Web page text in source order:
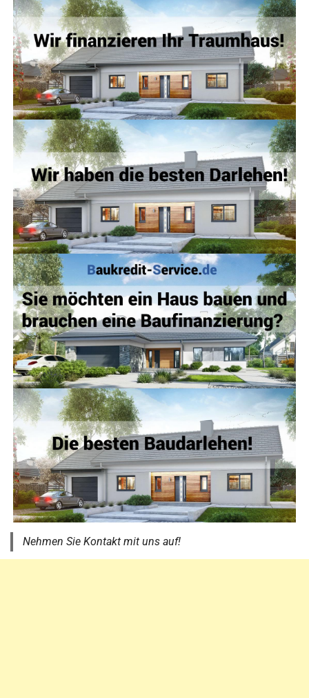
Nehmen Sie Kontakt mit uns auf!